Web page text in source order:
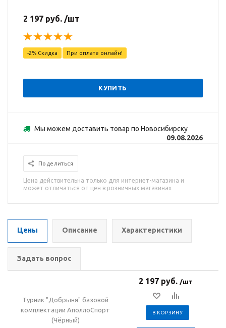
2 197 руб. /шт
-2% Скидка При оплате онлайн!
КУПИТЬ
Мы можем доставить товар по Новосибирску
09.08.2026
Поделиться
Цена действительна только для интернет-магазина и
может отличаться от цен в розничных магазинах
Цены Описание Характеристики
Задать вопрос
Турник "Добрыня" базовой
комплектации АполлоСпорт
(Чёрный)
2 197 руб. /шт
В КОРЗИНУ